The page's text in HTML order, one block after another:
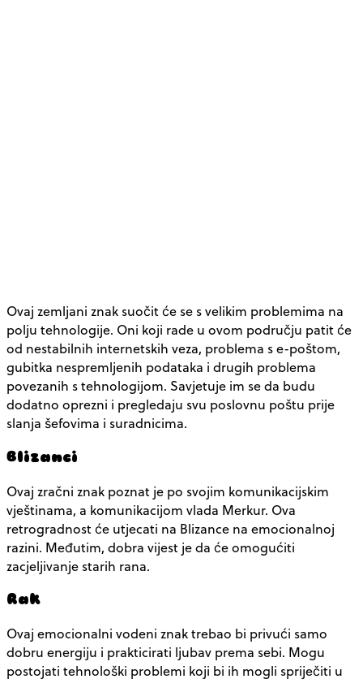
Ovaj zemljani znak suočit će se s velikim problemima na
polju tehnologije. Oni koji rade u ovom području patit će
od nestabilnih internetskih veza, problema s e-poštom,
gubitka nespremljenih podataka i drugih problema
povezanih s tehnologijom. Savjetuje im se da budu
dodatno oprezni i pregledaju svu poslovnu poštu prije
slanja šefovima i suradnicima.
Blizanci
Ovaj zračni znak poznat je po svojim komunikacijskim
vještinama, a komunikacijom vlada Merkur. Ova
retrogradnost će utjecati na Blizance na emocionalnoj
razini. Međutim, dobra vijest je da će omogućiti
zacjeljivanje starih rana.
Rak
Ovaj emocionalni vodeni znak trebao bi privući samo
dobru energiju i prakticirati ljubav prema sebi. Mogu
postojati tehnološki problemi koji bi ih mogli spriječiti u